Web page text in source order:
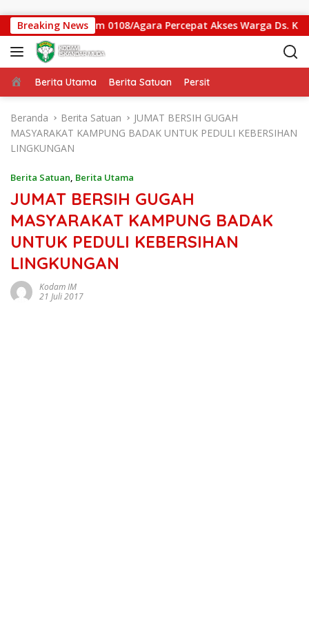
Breaking News
Gantung Kodim 0108/Agara Percepat Akses Warga Ds.
Beranda
Berita Utama Berita Satuan Persit
Beranda Berita Satuan
JUMAT BERSIH GUGAH
MASYARAKAT KAMPUNG BADAK UNTUK PEDULI KEBERSIHAN
LINGKUNGAN
Berita Satuan, Berita Utama
JUMAT BERSIH GUGAH
MASYARAKAT KAMPUNG BADAK
UNTUK PEDULI KEBERSIHAN
LINGKUNGAN
Kodam IM
21 Juli 2017